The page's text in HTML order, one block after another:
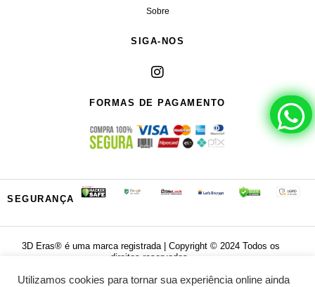
Sobre
SIGA-NOS
FORMAS DE PAGAMENTO
SEGURANÇA
3D Eras®️ é uma marca registrada | Copyright ©️ 2024 Todos os
direitos reservados.
Utilizamos cookies para tornar sua experiência online ainda